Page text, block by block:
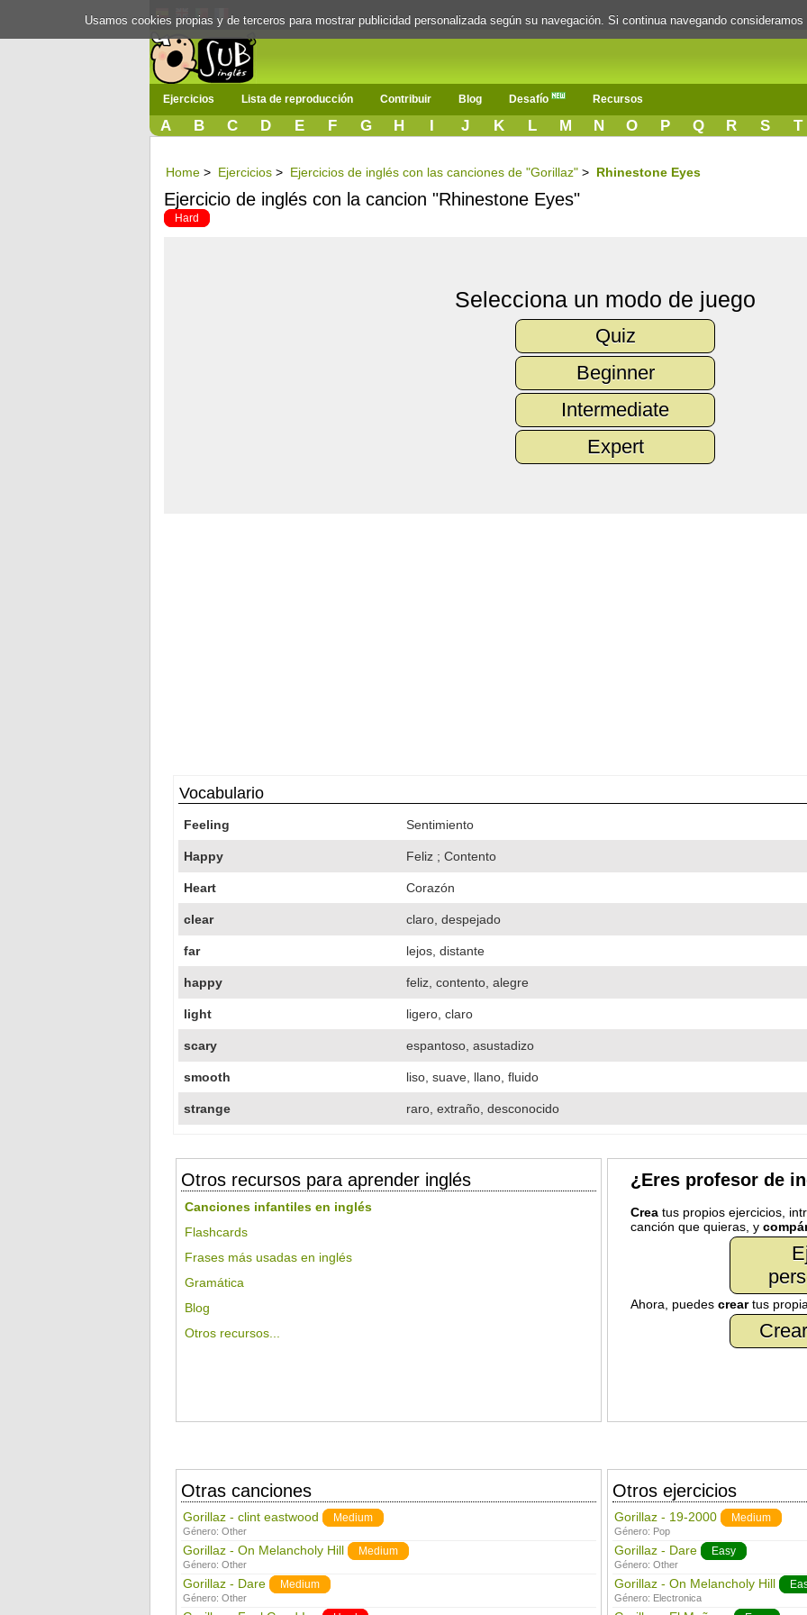
Ejercicios Lista de reproducción Contribuir Blog Desafío Recursos
A B C D E F G H I J K L M N O P Q R S T
Home > Ejercicios > Ejercicios de inglés con las canciones de "Gorillaz" > Rhinestone Eyes
Ejercicio de inglés con la cancion "Rhinestone Eyes"
Hard
Selecciona un modo de juego
Quiz
Beginner
Intermediate
Expert
Vocabulario
Feeling Sentimiento
Happy Feliz ; Contento
Heart Corazón
clear claro, despejado
far lejos, distante
happy feliz, contento, alegre
light ligero, claro
scary espantoso, asustadizo
smooth liso, suave, llano, fluido
strange raro, extraño, desconocido
Otros recursos para aprender inglés
Canciones infantiles en inglés
Flashcards
Frases más usadas en inglés
Gramática
Blog
Otros recursos...
¿Eres profesor de
Creatus propios ejercicios,
canción que quieras, y
Ahora, puedes creartus
Otras canciones
Gorillaz - clint eastwood Medium
Género: Other
Gorillaz - On Melancholy Hill Medium
Género: Other
Gorillaz - Dare Medium
Género: Other
Otros ejercicios
Gorillaz - 19-2000 Medium
Género: Pop
Gorillaz - Dare Easy
Género: Other
Gorillaz - On Melancholy Hill
Género: Electronica
Usamos cookies propias y de terceros para mostrar publicidad personalizada según su navegación. Si continua navegando